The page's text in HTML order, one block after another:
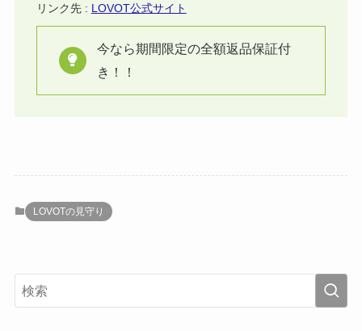
リンク先 : LOVOT公式サイト
今なら期間限定の全額返品保証付
き！！
LOVOTの見守り